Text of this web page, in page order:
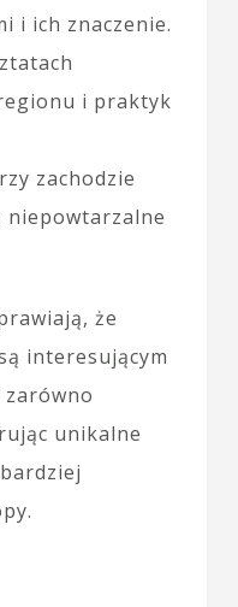
i ich znaczenie.
i praktyk
zachodzie
niepowtarzalne
że
interesującym
zarówno
unikalne